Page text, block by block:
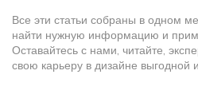
Все эти статьи собраны в одном
найти нужную информацию и
Оставайтесь с нами, читайте,
свою карьеру в дизайне выгодной